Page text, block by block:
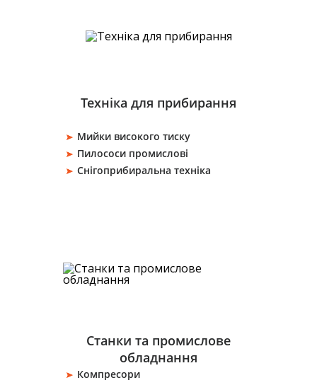
Техніка для прибирання
Мийки високого тиску
Пилососи промислові
Снігоприбиральна техніка
Станки та промислове
обладнання
Компресори